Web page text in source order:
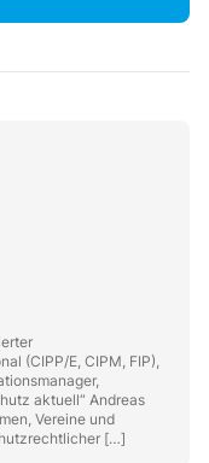
(CIPP/E, CIPM, FIP),
aktuell“ Andreas
Vereine und
[…]